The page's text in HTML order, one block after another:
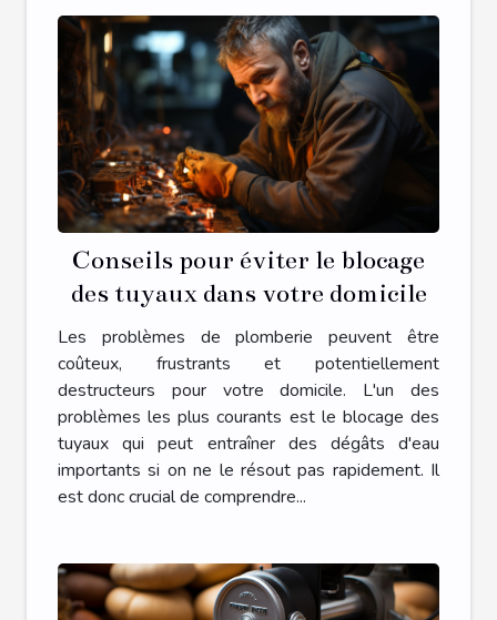
Conseils pour éviter le blocage
des tuyaux dans votre domicile
Les problèmes de plomberie peuvent être
coûteux, frustrants et potentiellement
destructeurs pour votre domicile. L'un des
problèmes les plus courants est le blocage des
tuyaux qui peut entraîner des dégâts d'eau
importants si on ne le résout pas rapidement. Il
est donc crucial de comprendre...